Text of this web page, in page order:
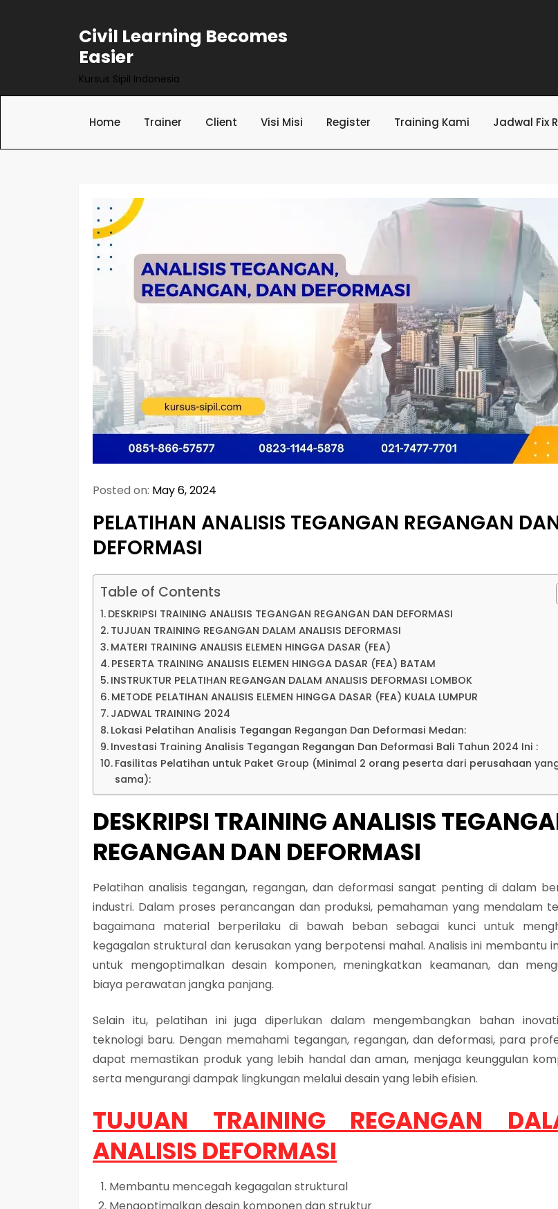
Civil Learning Becomes
Easier
Kursus Sipil Indonesia
Home Trainer Client Visi Misi Register Training Kami Jadwal Fix
Posted on: May 6, 2024
PELATIHAN ANALISIS TEGANGAN REGANGAN
DEFORMASI
Table of Contents
DESKRIPSI TRAINING ANALISIS TEGANGAN REGANGAN DAN DEFORMASI
TUJUAN TRAINING REGANGAN DALAM ANALISIS DEFORMASI
MATERI TRAINING ANALISIS ELEMEN HINGGA DASAR (FEA)
PESERTA TRAINING ANALISIS ELEMEN HINGGA DASAR (FEA) BATAM
INSTRUKTUR PELATIHAN REGANGAN DALAM ANALISIS DEFORMASI LOMBOK
METODE PELATIHAN ANALISIS ELEMEN HINGGA DASAR (FEA) KUALA LUMPUR
JADWAL TRAINING 2024
Lokasi Pelatihan Analisis Tegangan Regangan Dan Deformasi Medan:
Investasi Training Analisis Tegangan Regangan Dan Deformasi Bali Tahun 2024 Ini :
Fasilitas Pelatihan untuk Paket Group (Minimal 2 orang peserta dari perusahaan
sama):
DESKRIPSI TRAINING ANALISIS
REGANGAN DAN DEFORMASI
Pelatihan analisis tegangan, regangan, dan deformasi sangat penting di dalam
industri. Dalam proses perancangan dan produksi, pemahaman yang mendalam
bagaimana material berperilaku di bawah beban sebagai kunci untuk
kegagalan struktural dan kerusakan yang berpotensi mahal. Analisis ini membantu
untuk mengoptimalkan desain komponen, meningkatkan keamanan, dan
biaya perawatan jangka panjang.
Selain itu, pelatihan ini juga diperlukan dalam mengembangkan bahan
teknologi baru. Dengan memahami tegangan, regangan, dan deformasi, para
dapat memastikan produk yang lebih handal dan aman, menjaga keunggulan
serta mengurangi dampak lingkungan melalui desain yang lebih efisien.
TUJUAN TRAINING REGANGAN
ANALISIS DEFORMASI
Membantu mencegah kegagalan struktural